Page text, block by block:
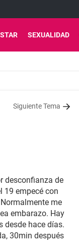
SEXUALIDAD
Siguiente Tema
desconfianza de
19 empecé con
me
embarazo. Hay
desde hace días.
30min después